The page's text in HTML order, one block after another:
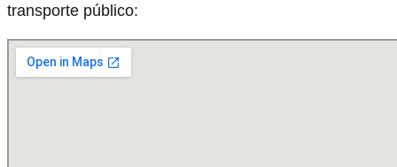
transporte público: